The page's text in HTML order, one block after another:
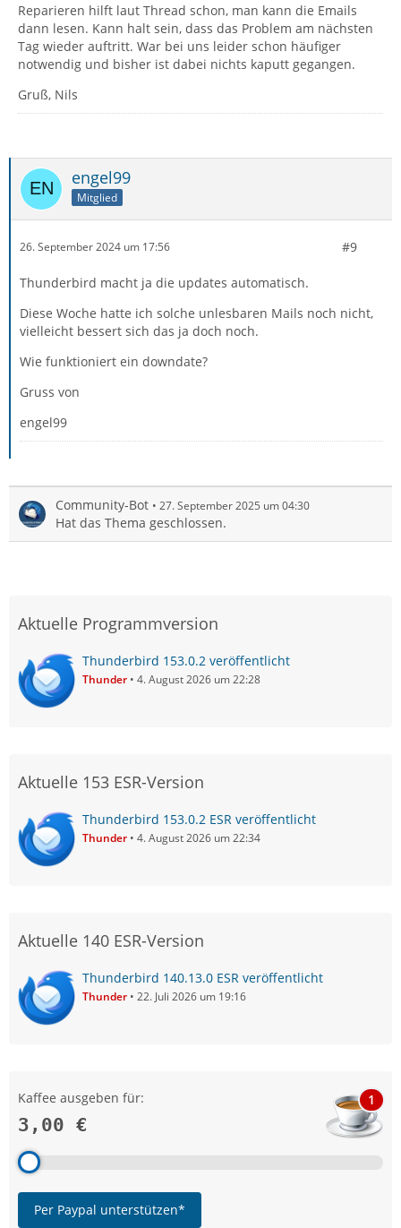
Reparieren hilft laut Thread schon, man kann die Emails
dann lesen. Kann halt sein, dass das Problem am nächsten
Tag wieder auftritt. War bei uns leider schon häufiger
notwendig und bisher ist dabei nichts kaputt gegangen.
Gruß, Nils
engel99
Mitglied
26. September 2024 um 17:56 #9
Thunderbird macht ja die updates automatisch.
Diese Woche hatte ich solche unlesbaren Mails noch nicht,
vielleicht bessert sich das ja doch noch.
Wie funktioniert ein downdate?
Gruss von
engel99
Community-Bot 27. September 2025 um 04:30
Hat das Thema geschlossen.
Aktuelle Programmversion
Thunderbird 153.0.2 veröffentlicht
Thunder 4. August 2026 um 22:28
Aktuelle 153 ESR-Version
Thunderbird 153.0.2 ESR veröffentlicht
Thunder 4. August 2026 um 22:34
Aktuelle 140 ESR-Version
Thunderbird 140.13.0 ESR veröffentlicht
Thunder 22. Juli 2026 um 19:16
Kaffee ausgeben für:
3,00 €
1
Per Paypal unterstützen*